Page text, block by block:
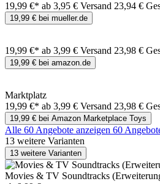
19,99 €* ab 3,95 € Versand 23,94 €
19,99 € bei mueller.de
19,99 €* ab 3,99 € Versand 23,98 €
19,99 € bei amazon.de
Marktplatz
19,99 €* ab 3,99 € Versand 23,98 €
19,99 € bei Amazon Marketplace Toys
Alle 60 Angebote anzeigen 60
13 weitere Varianten
13 weitere Varianten
Movies & TV Soundtracks